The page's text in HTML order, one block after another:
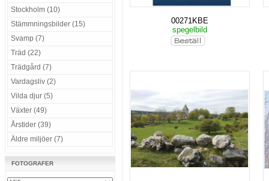
Stockholm (10)
Stämmningsbilder (15)
Svamp (7)
Träd (22)
Trädgård (7)
Vardagsliv (2)
Vilda djur (5)
Växter (49)
Årstider (39)
Äldre miljöer (7)
FOTOGRAFER
00271KBE
spegelbild